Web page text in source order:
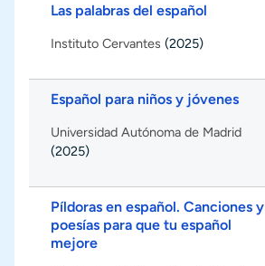
Las palabras del español
Instituto Cervantes (2025)
Español para niños y jóvenes
Universidad Autónoma de Madrid
(2025)
Píldoras en español. Canciones y
poesías para que tu español
mejore